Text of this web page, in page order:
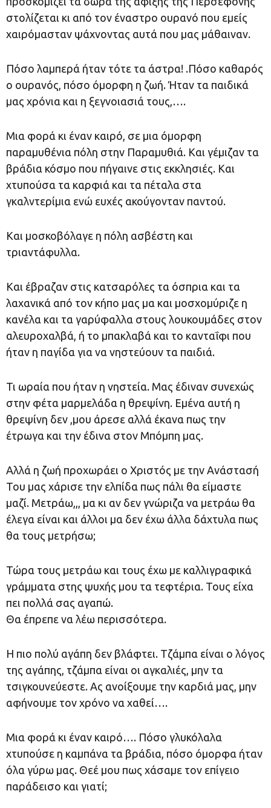
στολίζεται κι από τον έναστρο ουρανό που εμείς
χαιρόμασταν ψάχνοντας αυτά που μας μάθαιναν.
Πόσο λαμπερά ήταν τότε τα άστρα! .Πόσο καθαρός
ο ουρανός, πόσο όμορφη η ζωή. Ήταν τα παιδικά
μας χρόνια και η ξεγνοιασιά τους,….
Μια φορά κι έναν καιρό, σε μια όμορφη
παραμυθένια πόλη στην Παραμυθιά. Και γέμιζαν τα
βράδια κόσμο που πήγαινε στις εκκλησιές. Kαι
χτυπούσα τα καρφιά και τα πέταλα στα
γκαλντερίμια ενώ ευχές ακούγονταν παντού.
Και μοσκοβόλαγε η πόλη ασβέστη και
τριαντάφυλλα.
Και έβραζαν στις κατσαρόλες τα όσπρια και τα
λαχανικά από τον κήπο μας μα και μοσχομύριζε η
κανέλα και τα γαρύφαλλα στους λουκουμάδες στον
αλευροχαλβά, ή το μπακλαβά και το κανταΐφι που
ήταν η παγίδα για να νηστεύουν τα παιδιά.
Τι ωραία που ήταν η νηστεία. Μας έδιναν συνεχώς
στην φέτα μαρμελάδα η θρεψίνη. Εμένα αυτή η
θρεψίνη δεν ,μου άρεσε αλλά έκανα πως την
έτρωγα και την έδινα στον Μπόμπη μας.
Αλλά η ζωή προχωράει ο Χριστός με την Ανάστασή
Του μας χάρισε την ελπίδα πως πάλι θα είμαστε
μαζί. Μετράω,,, μα κι αν δεν γνώριζα να μετράω θα
έλεγα είναι και άλλοι μα δεν έχω άλλα δάχτυλα πως
θα τους μετρήσω;
Τώρα τους μετράω και τους έχω με καλλιγραφικά
γράμματα στης ψυχής μου τα τεφτέρια. Τους είχα
πει πολλά σας αγαπώ.
Θα έπρεπε να λέω περισσότερα.
Η πιο πολύ αγάπη δεν βλάφτει. Τζάμπα είναι ο λόγος
της αγάπης, τζάμπα είναι οι αγκαλιές, μην τα
τσιγκουνεύεστε. Ας ανοίξουμε την καρδιά μας, μην
αφήνουμε τον χρόνο να χαθεί….
Μια φορά κι έναν καιρό…. Πόσο γλυκόλαλα
χτυπούσε η καμπάνα τα βράδια, πόσο όμορφα ήταν
όλα γύρω μας. Θεέ μου πως χάσαμε τον επίγειο
παράδεισο και γιατί;